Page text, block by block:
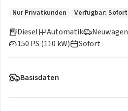
Nur Privatkunden Verfügbar: Sofort
Diesel
Neuwagen
150 PS (110 kW)
Automatik
Sofort
Basisdaten